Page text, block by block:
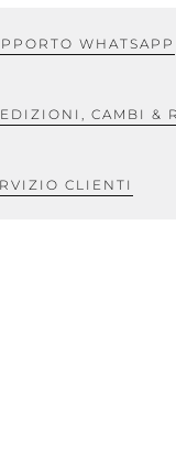
WHATSAPP
CAMBI &
CLIENTI